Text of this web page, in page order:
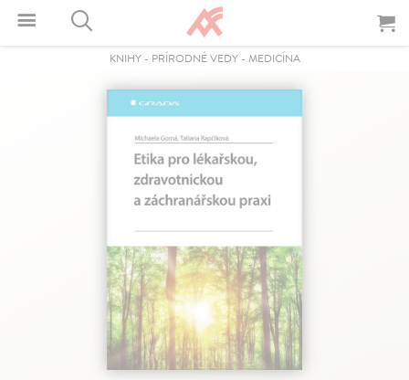
KNIHY- PRÍRODNÉ VEDY- MEDICÍNA